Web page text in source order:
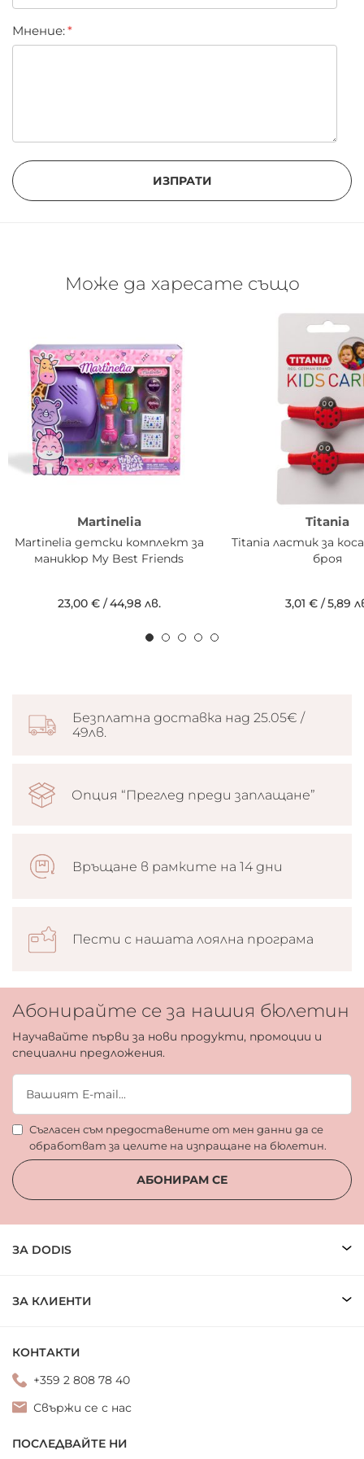
Мнение:
ИЗПРАТИ
Може да харесате също
Martinelia
Martinelia детски комплект за
маникюр My Best Friends
23,00 €/44,98 лв.
Titania
Titania ластик за
броя
3,01 €/5,89
Безплатна доставка над 25.05€ /
49лв.
Опция “Преглед преди заплащане”
Връщане в рамките на 14 дни
Пести с нашата лоялна програма
Абонирайте се за нашия бюлетин
Научавайте първи за нови продукти, промоции и
специални предложения.
Съгласен съм предоставените от мен данни да се
обработват за целите на изпращане на бюлетин.
АБОНИРАМ СЕ
ЗА DODIS
ЗА КЛИЕНТИ
КОНТАКТИ
+359 2 808 78 40
Свържи се с нас
ПОСЛЕДВАЙТЕ НИ